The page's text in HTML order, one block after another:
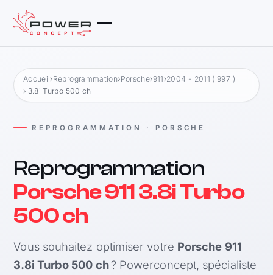
Accueil›Reprogrammation›Porsche›911 ›2004 - 2011 ( 997 )
› 3.8i Turbo 500 ch
REPROGRAMMATION · PORSCHE
Reprogrammation
Porsche 911 3.8i Turbo
500 ch
Vous souhaitez optimiser votre Porsche 911
3.8i Turbo 500 ch? Powerconcept, spécialiste